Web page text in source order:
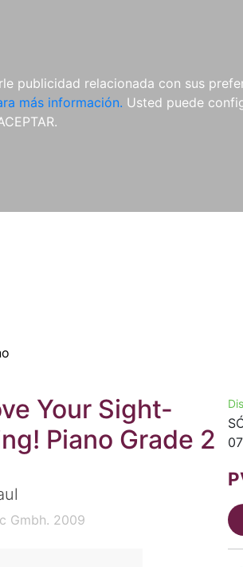
publicidad relacionada con sus
más información. Usted puede
CDS Y
DVDS
MATERIAL
COMPLEMENTARIO
Your Sight-
Piano Grade 2
Gmbh. 2009